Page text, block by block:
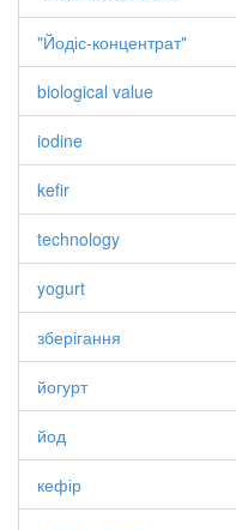
"Йодіс-концентрат"
biological value
iodine
kefir
technology
yogurt
зберігання
йогурт
йод
кефір